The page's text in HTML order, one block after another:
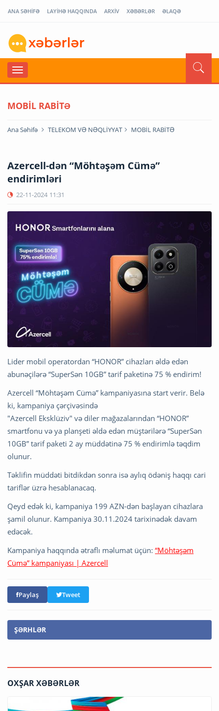
ANA SƏHİFƏ LAYİHƏ HAQQINDA ARXİV XƏBƏRLƏR ƏLAQƏ
MOBİL RABİTƏ
Ana Səhifə TELEKOM VƏ NƏQLİYYAT MOBİL RABİTƏ
Azercell-dən “Möhtəşəm Cümə”
endirimləri
22-11-2024 11:31
Lider mobil operatordan “HONOR” cihazları əldə edən
abunəçilərə “SuperSən 10GB” tarif paketinə 75 % endirim!
Azercell “Möhtəşəm Cümə” kampaniyasına start verir. Belə
ki, kampaniya çərçivəsində
"Azercell Eksklüziv" və diler mağazalarından “HONOR”
smartfonu və ya planşeti əldə edən müştərilərə “SuperSən
10GB” tarif paketi 2 ay müddətinə 75 % endirimlə təqdim
olunur.
Təklifin müddəti bitdikdən sonra isə aylıq ödəniş haqqı cari
tariflər üzrə hesablanacaq.
Qeyd edək ki, kampaniya 199 AZN-dən başlayan cihazlara
şamil olunur. Kampaniya 30.11.2024 tarixinədək davam
edəcək.
Kampaniya haqqında ətraflı məlumat üçün: “Möhtəşəm
Cümə” kampaniyası | Azercell
Paylaş Tweet
ŞƏRHLƏR
OXŞAR XƏBƏRLƏR